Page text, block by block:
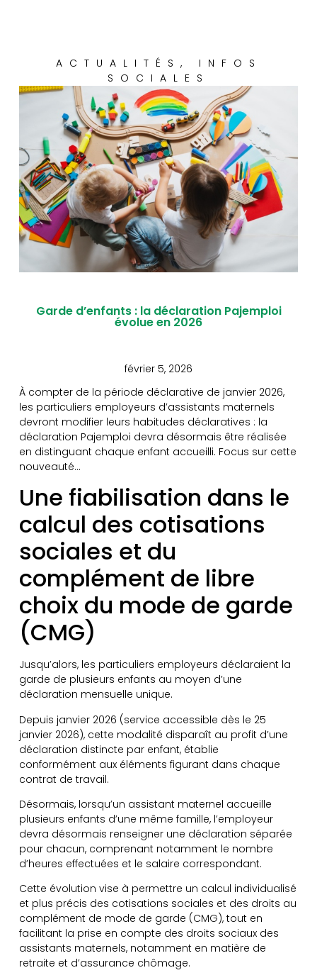
ACTUALITÉS , INFOS
SOCIALES
Garde d’enfants : la déclaration Pajemploi
évolue en 2026
février 5, 2026
À compter de la période déclarative de janvier 2026,
les particuliers employeurs d’assistants maternels
devront modifier leurs habitudes déclaratives : la
déclaration Pajemploi devra désormais être réalisée
en distinguant chaque enfant accueilli. Focus sur cette
nouveauté…
Une fiabilisation dans le
calcul des cotisations
sociales et du
complément de libre
choix du mode de garde
(CMG)
Jusqu’alors, les particuliers employeurs déclaraient la
garde de plusieurs enfants au moyen d’une
déclaration mensuelle unique.
Depuis janvier 2026 (service accessible dès le 25
janvier 2026), cette modalité disparaît au profit d’une
déclaration distincte par enfant, établie
conformément aux éléments figurant dans chaque
contrat de travail.
Désormais, lorsqu’un assistant maternel accueille
plusieurs enfants d’une même famille, l’employeur
devra désormais renseigner une déclaration séparée
pour chacun, comprenant notamment le nombre
d’heures effectuées et le salaire correspondant.
Cette évolution vise à permettre un calcul individualisé
et plus précis des cotisations sociales et des droits au
complément de mode de garde (CMG), tout en
facilitant la prise en compte des droits sociaux des
assistants maternels, notamment en matière de
retraite et d’assurance chômage.